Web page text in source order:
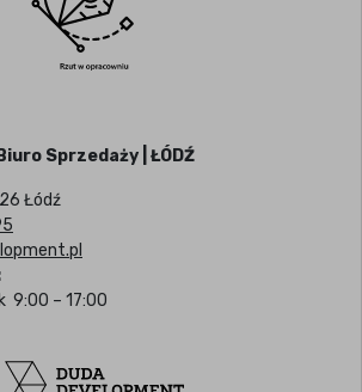
Biuro Sprzedaży | ŁÓDŹ
Łódź
9:00 – 17:00